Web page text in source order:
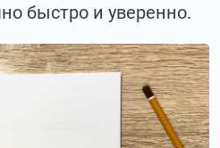
быстро и уверенно.